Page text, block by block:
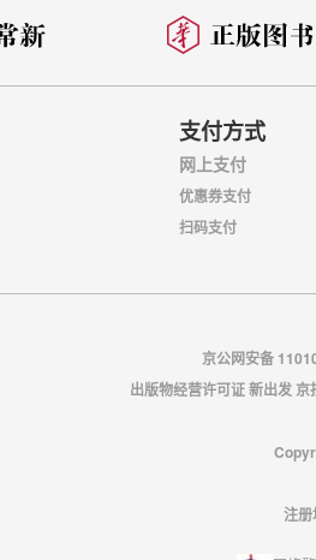
支付方式
网上支付
优惠券支付
扫码支付
京公网安备
出版物经营许可证 新出发
注